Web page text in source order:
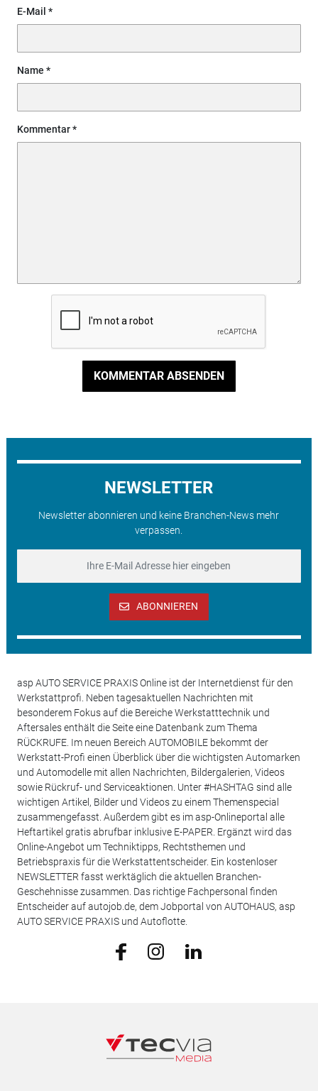
E-Mail
Name
Kommentar
KOMMENTAR ABSENDEN
NEWSLETTER
Newsletter abonnieren und keine Branchen-News mehr
verpassen.
ABONNIEREN
asp AUTO SERVICE PRAXIS Online ist der Internetdienst für den
Werkstattprofi. Neben tagesaktuellen Nachrichten mit
besonderem Fokus auf die Bereiche Werkstatttechnik und
Aftersales enthält die Seite eine Datenbank zum Thema
RÜCKRUFE. Im neuen Bereich AUTOMOBILE bekommt der
Werkstatt-Profi einen Überblick über die wichtigsten Automarken
und Automodelle mit allen Nachrichten, Bildergalerien, Videos
sowie Rückruf- und Serviceaktionen. Unter #HASHTAG sind alle
wichtigen Artikel, Bilder und Videos zu einem Themenspecial
zusammengefasst. Außerdem gibt es im asp-Onlineportal alle
Heftartikel gratis abrufbar inklusive E-PAPER. Ergänzt wird das
Online-Angebot um Techniktipps, Rechtsthemen und
Betriebspraxis für die Werkstattentscheider. Ein kostenloser
NEWSLETTER fasst werktäglich die aktuellen Branchen-
Geschehnisse zusammen. Das richtige Fachpersonal finden
Entscheider auf autojob.de, dem Jobportal von AUTOHAUS, asp
AUTO SERVICE PRAXIS und Autoflotte.